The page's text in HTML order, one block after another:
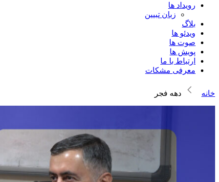
رویداد ها
زبان تبیین
بلاگ
ویدئو ها
صوت ها
پویش ها
ارتباط با ما
معرفی مشکات
خانه دهه فجر